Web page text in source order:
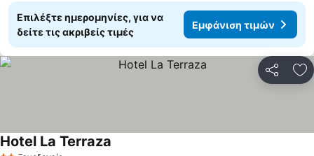
Επιλέξτε ημερομηνίες, για να
δείτε τις ακριβείς τιμές
Εμφάνιση τιμών
Hotel La Terraza